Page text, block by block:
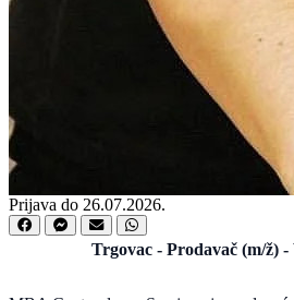
Prijava do 26.07.2026.
Trgovac - Prodavač (m/ž) -